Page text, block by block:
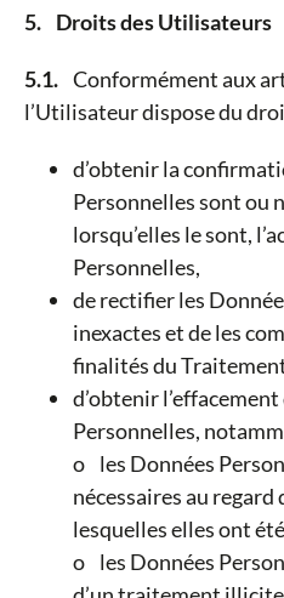
5. Droits des Utilisateurs
5.1. Conformément aux
l’Utilisateur dispose du
d’obtenir la
Personnelles sont ou
lorsqu’elles le sont,
Personnelles,
de rectifier les
inexactes et de les
finalités du
d’obtenir
Personnelles,
o les Données
nécessaires au
lesquelles elles ont
o les Données